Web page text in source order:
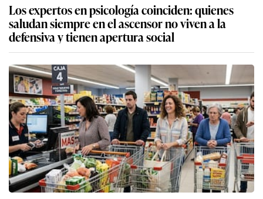
Los expertos en psicología coinciden: quienes
saludan siempre en el ascensor no viven a la
defensiva y tienen apertura social